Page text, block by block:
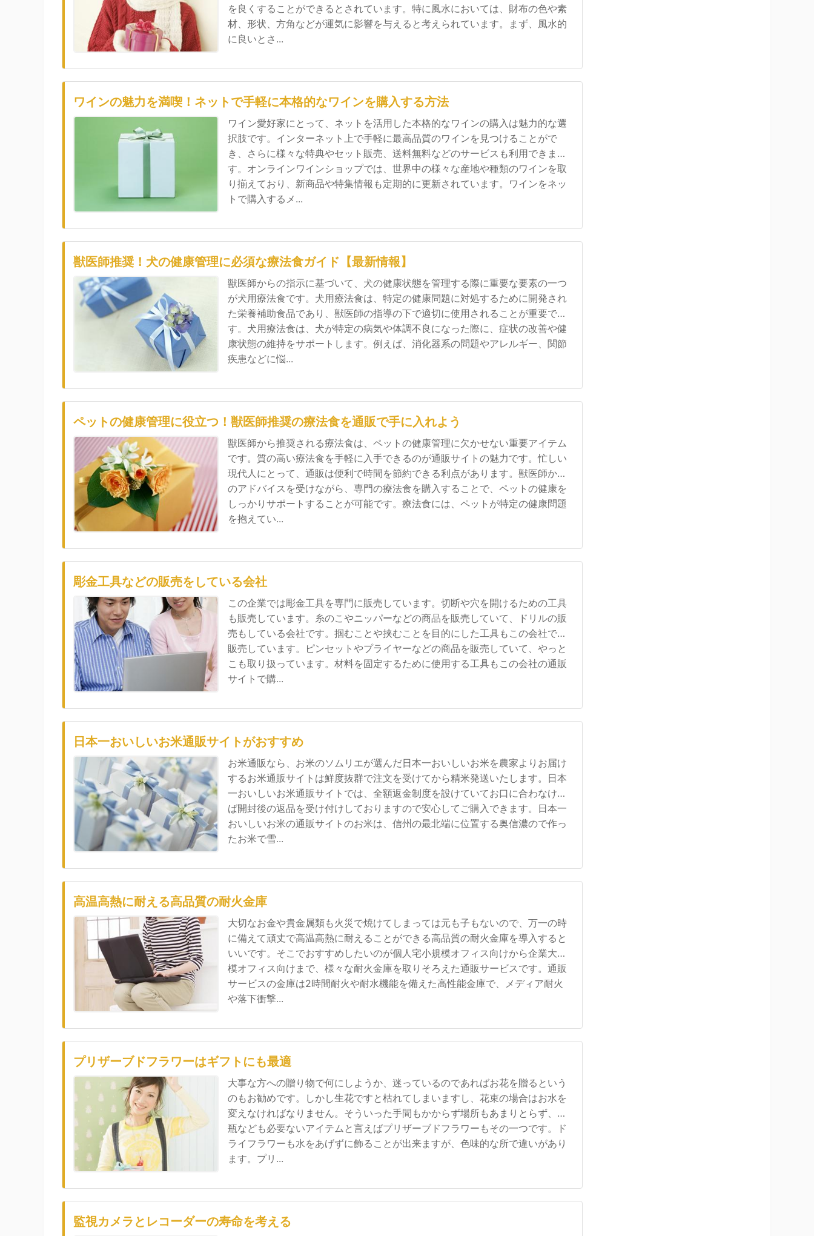
を良くすることができるとされています。特に風水においては、財布の色や素
材、形状、方角などが運気に影響を与えると考えられています。まず、風水的
に良いとさ...
ワインの魅力を満喫！ネットで手軽に本格的なワインを購入する方法
ワイン愛好家にとって、ネットを活用した本格的なワインの購入は魅力的な選
択肢です。インターネット上で手軽に最高品質のワインを見つけることがで
き、さらに様々な特典やセット販売、送料無料などのサービスも利用できま
す。オンラインワインショップでは、世界中の様々な産地や種類のワインを取
り揃えており、新商品や特集情報も定期的に更新されています。ワインをネッ
トで購入するメ...
獣医師推奨！犬の健康管理に必須な療法食ガイド【最新情報】
獣医師からの指示に基づいて、犬の健康状態を管理する際に重要な要素の一つ
が犬用療法食です。犬用療法食は、特定の健康問題に対処するために開発され
た栄養補助食品であり、獣医師の指導の下で適切に使用されることが重要で
す。犬用療法食は、犬が特定の病気や体調不良になった際に、症状の改善や健
康状態の維持をサポートします。例えば、消化器系の問題やアレルギー、関節
疾患などに悩...
ペットの健康管理に役立つ！獣医師推奨の療法食を通販で手に入れよう
獣医師から推奨される療法食は、ペットの健康管理に欠かせない重要アイテム
です。質の高い療法食を手軽に入手できるのが通販サイトの魅力です。忙しい
現代人にとって、通販は便利で時間を節約できる利点があります。獣医師から
のアドバイスを受けながら、専門の療法食を購入することで、ペットの健康を
しっかりサポートすることが可能です。療法食には、ペットが特定の健康問題
を抱えてい...
彫金工具などの販売をしている会社
この企業では彫金工具を専門に販売しています。切断や穴を開けるための工具
も販売しています。糸のこやニッパーなどの商品を販売していて、ドリルの販
売もしている会社です。掴むことや挟むことを目的にした工具もこの会社では
販売しています。ピンセットやプライヤーなどの商品を販売していて、やっと
こも取り扱っています。材料を固定するために使用する工具もこの会社の通販
サイトで購...
日本一おいしいお米通販サイトがおすすめ
お米通販なら、お米のソムリエが選んだ日本一おいしいお米を農家よりお届け
するお米通販サイトは鮮度抜群で注文を受けてから精米発送いたします。日本
一おいしいお米通販サイトでは、全額返金制度を設けていてお口に合わなけれ
ば開封後の返品を受け付けしておりますので安心してご購入できます。日本一
おいしいお米の通販サイトのお米は、信州の最北端に位置する奥信濃ので作っ
たお米で雪...
高温高熱に耐える高品質の耐火金庫
大切なお金や貴金属類も火災で焼けてしまっては元も子もないので、万一の時
に備えて頑丈で高温高熱に耐えることができる高品質の耐火金庫を導入すると
いいです。そこでおすすめしたいのが個人宅小規模オフィス向けから企業大規
模オフィス向けまで、様々な耐火金庫を取りそろえた通販サービスです。通販
サービスの金庫は2時間耐火や耐水機能を備えた高性能金庫で、メディア耐火
や落下衝撃...
プリザーブドフラワーはギフトにも最適
大事な方への贈り物で何にしようか、迷っているのであればお花を贈るという
のもお勧めです。しかし生花ですと枯れてしまいますし、花束の場合はお水を
変えなければなりません。そういった手間もかからず場所もあまりとらず、花
瓶なども必要ないアイテムと言えばプリザーブドフラワーもその一つです。ド
ライフラワーも水をあげずに飾ることが出来ますが、色味的な所で違いがあり
ます。プリ...
監視カメラとレコーダーの寿命を考える